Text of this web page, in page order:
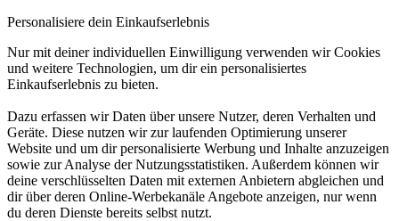
Personalisiere dein Einkaufserlebnis
Nur mit deiner individuellen Einwilligung verwenden wir Cookies
und weitere Technologien, um dir ein personalisiertes
Einkaufserlebnis zu bieten.
Dazu erfassen wir Daten über unsere Nutzer, deren Verhalten und
Geräte. Diese nutzen wir zur laufenden Optimierung unserer
Website und um dir personalisierte Werbung und Inhalte anzuzeigen
sowie zur Analyse der Nutzungsstatistiken. Außerdem können wir
deine verschlüsselten Daten mit externen Anbietern abgleichen und
dir über deren Online-Werbekanäle Angebote anzeigen, nur wenn
du deren Dienste bereits selbst nutzt.